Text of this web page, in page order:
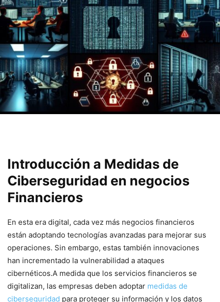
Introducción ‌a Medidas de
Ciberseguridad en negocios
Financieros
En‌ esta era digital, ⁤cada vez más negocios financieros
están adoptando tecnologías ⁤avanzadas para mejorar sus
operaciones. Sin embargo,⁢ estas también innovaciones​
han ⁤incrementado la⁤ vulnerabilidad ‍a ⁤ataques
cibernéticos.A medida​ que los servicios ‌financieros‌ se
digitalizan, las empresas ‍deben adoptar medidas de
ciberseguridad para proteger​ su información y los datos